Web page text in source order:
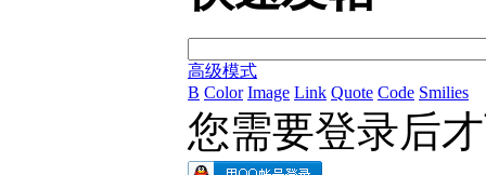
高级模式
B Color Image Link Quote Code Smilies
您需要登录后